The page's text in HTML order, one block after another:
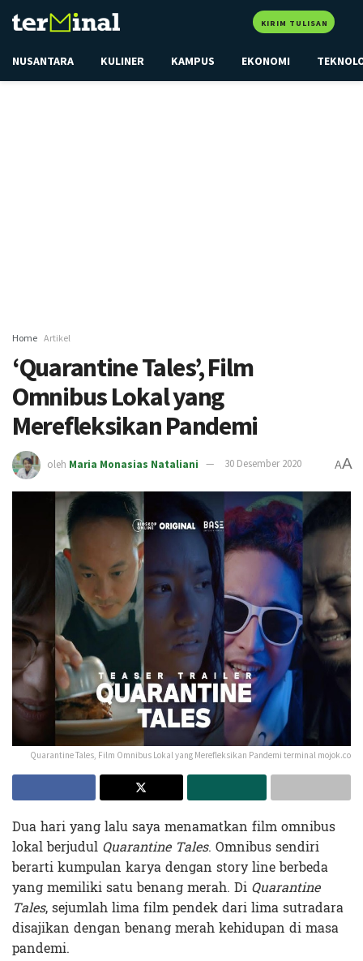
KIRIM TULISAN
NUSANTARA KULINER KAMPUS EKONOMI
Home Artikel
‘Quarantine Tales’, Film
Omnibus Lokal yang
Merefleksikan Pandemi
oleh Maria Monasias Nataliani 30 Desember 2020 AA
Quarantine Tales, Film Omnibus Lokal yang Merefleksikan Pandemi terminal mojok.co
Dua hari yang lalu saya menamatkan film omnibus
lokal berjudul Quarantine Tales. Omnibus sendiri
berarti kumpulan karya dengan story line berbeda
yang memiliki satu benang merah. Di Quarantine
Tales, sejumlah lima film pendek dari lima sutradara
disajikan dengan benang merah kehidupan di masa
pandemi.